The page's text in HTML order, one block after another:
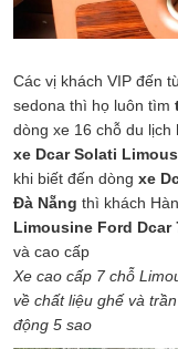
Các vị khách VIP đến
sedona thì họ luôn tìm
dòng xe 16 chỗ du lịch
xe Dcar Solati
khi biết đến dòng xe
Đà Nẵng thì khách
Limousine Ford Dcar
và cao cấp
Xe cao cấp 7 chỗ
về chất liệu ghế và
động 5 sao